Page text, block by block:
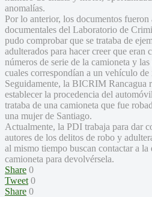
anomalías.
Por lo anterior, los documentos
documentales del Laboratorio de
pudo comprobar que se trataba de
adulterados para hacer creer que eran
números de serie de la camioneta y
cuales correspondían a un vehículo
Seguidamente, la BICRIM Rancagua
establecer la procedencia del
trataba de una camioneta que fue
una mujer de Santiago.
Actualmente, la PDI trabaja para dar
autores de los delitos de robo y
al mismo tiempo buscan contactar a
camioneta para devolvérsela.
Share 0
Tweet 0
Share 0